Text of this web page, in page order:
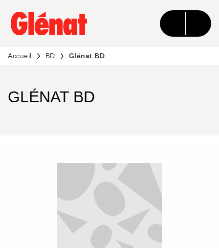
MENU RECHERCHE CONTENU
PIED DE PAGE
Accueil BD Glénat BD
GLÉNAT BD